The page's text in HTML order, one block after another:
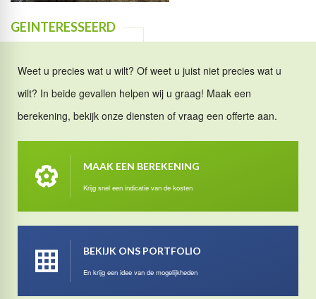
GEINTERESSEERD
Weet u precies wat u wilt? Of weet u juist niet precies wat u
wilt? In beide gevallen helpen wij u graag! Maak een
berekening, bekijk onze diensten of vraag een offerte aan.
MAAK EEN BEREKENING
Krijg snel een indicatie van de kosten
BEKIJK ONS PORTFOLIO
En krijg een idee van de mogelijkheden